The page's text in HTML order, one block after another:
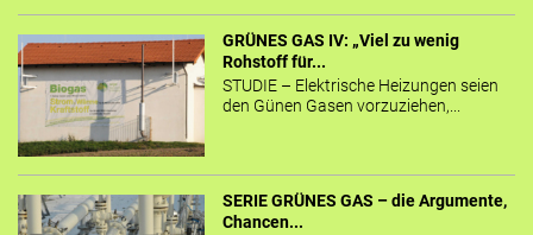
GRÜNES GAS IV: „Viel zu wenig
Rohstoff für...
STUDIE – Elektrische Heizungen seien
den Günen Gasen vorzuziehen,...
SERIE GRÜNES GAS – die Argumente,
Chancen...